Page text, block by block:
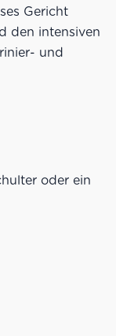
Gericht
den intensiven
und
oder ein